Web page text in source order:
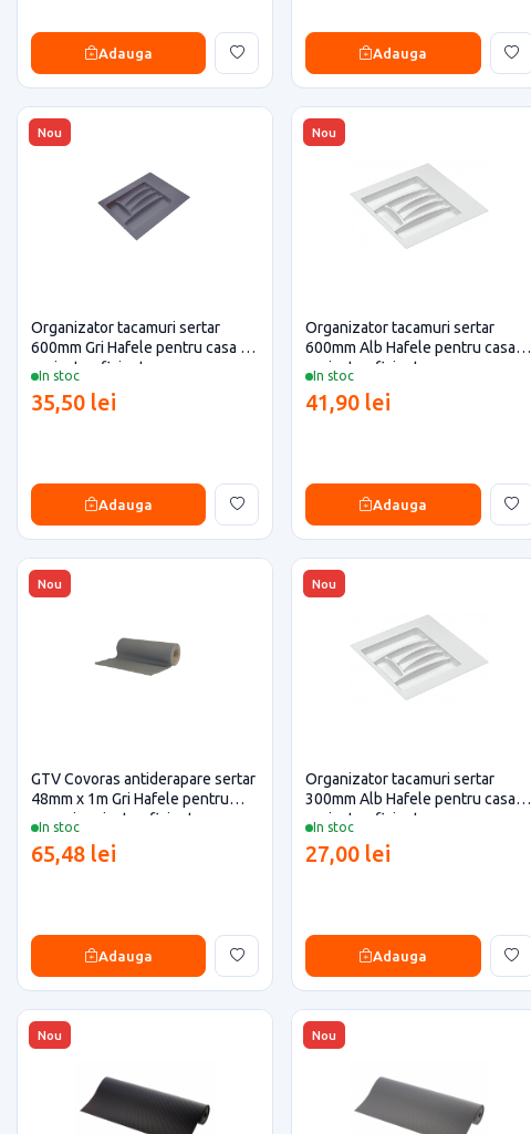
Adauga Adauga
Nou
In stoc
Organizator tacamuri sertar
600mm Gri Hafele pentru casa si
proiecte eficiente
35,50 lei
Adauga
Nou
In stoc
Organizator tacamuri sertar
600mm Alb Hafele pentru casa si
proiecte eficiente
41,90 lei
Adauga
Nou
In stoc
GTV Covoras antiderapare sertar
48mm x 1m Gri Hafele pentru
casa si proiecte eficiente
65,48 lei
Adauga
Nou
In stoc
Organizator tacamuri sertar
300mm Alb Hafele pentru casa si
proiecte eficiente
27,00 lei
Adauga
Nou Nou